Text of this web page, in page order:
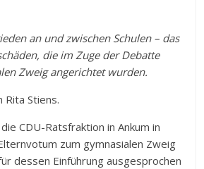
an und zwischen Schulen – das
die im Zuge der Debatte
Zweig angerichtet wurden.
Rita Stiens.
CDU-Ratsfraktion in Ankum in
zum gymnasialen Zweig
dessen Einführung ausgesprochen